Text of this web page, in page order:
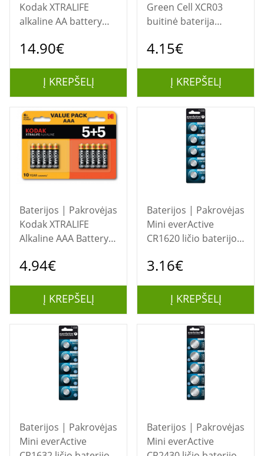
Kodak XTRALIFE
alkaline AA battery
14.90€
Į KREPŠELĮ
Green Cell XCR03
buitinė baterija
CR1620 Litis
4.15€
Į KREPŠELĮ
Baterijos | Pakrovėjas
Kodak XTRALIFE
Alkaline AAA Battery
4.94€
Į KREPŠELĮ
Baterijos | Pakrovėjas
Mini everActive
CR1620 ličio baterijos
vnt.
3.16€
Į KREPŠELĮ
Baterijos | Pakrovėjas
Mini everActive
Baterijos | Pakrovėjas
Mini everActive